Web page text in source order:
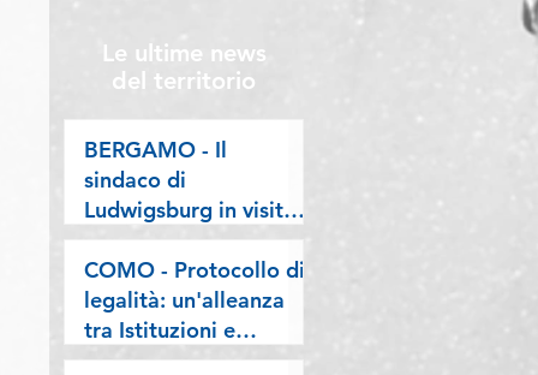
Lombardia, la nostra
riflessione sulla
stampa
Le ultime news
del territorio
BERGAMO - Il
sindaco di
Ludwigsburg in visita
a Confartigianato
Bergamo: si rafforza
una collaborazione
lunga oltre vent’anni
COMO - Protocollo di
legalità: un'alleanza
tra Istituzioni e
imprese per difendere